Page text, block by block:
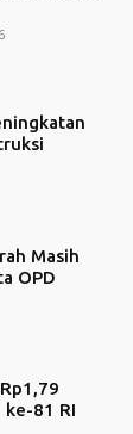
Masih
OPD
ke-81 RI